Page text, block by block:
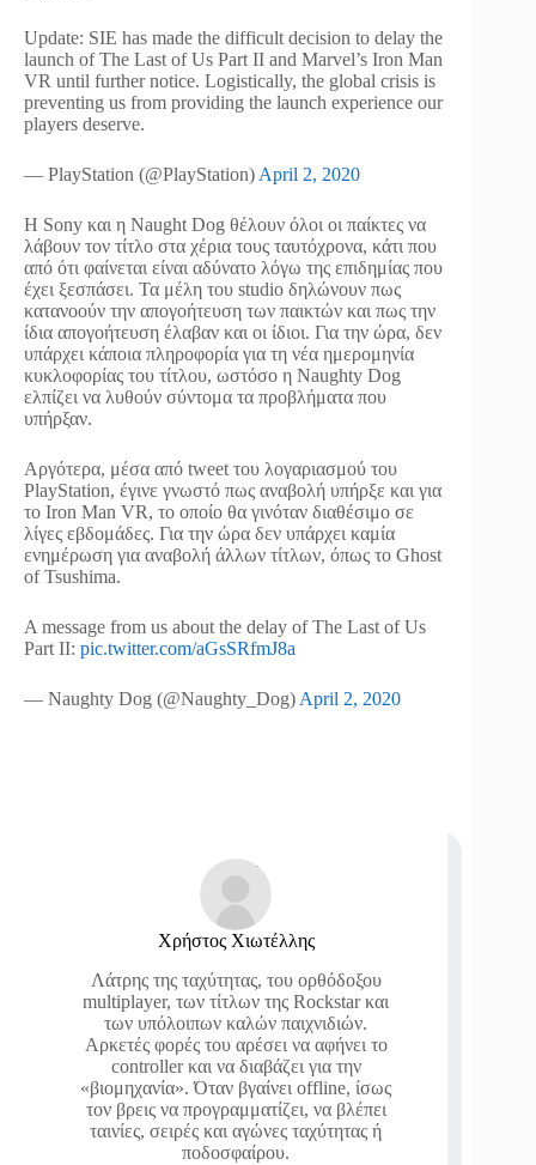
Update: SIE has made the difficult decision to delay the
launch of The Last of Us Part II and Marvel’s Iron Man
VR until further notice. Logistically, the global crisis is
preventing us from providing the launch experience our
players deserve.
— PlayStation (@PlayStation) April 2, 2020
Η Sony και η Naught Dog θέλουν όλοι οι παίκτες να
λάβουν τον τίτλο στα χέρια τους ταυτόχρονα, κάτι που
από ότι φαίνεται είναι αδύνατο λόγω της επιδημίας που
έχει ξεσπάσει. Τα μέλη του studio δηλώνουν πως
κατανοούν την απογοήτευση των παικτών και πως την
ίδια απογοήτευση έλαβαν και οι ίδιοι. Για την ώρα, δεν
υπάρχει κάποια πληροφορία για τη νέα ημερομηνία
κυκλοφορίας του τίτλου, ωστόσο η Naughty Dog
ελπίζει να λυθούν σύντομα τα προβλήματα που
υπήρξαν.
Αργότερα, μέσα από tweet του λογαριασμού του
PlayStation, έγινε γνωστό πως αναβολή υπήρξε και για
το Iron Man VR, το οποίο θα γινόταν διαθέσιμο σε
λίγες εβδομάδες. Για την ώρα δεν υπάρχει καμία
ενημέρωση για αναβολή άλλων τίτλων, όπως το Ghost
of Tsushima.
A message from us about the delay of The Last of Us
Part II: pic.twitter.com/aGsSRfmJ8a
— Naughty Dog (@Naughty_Dog) April 2, 2020
Χρήστος Χιωτέλλης
Λάτρης της ταχύτητας, του ορθόδοξου
multiplayer, των τίτλων της Rockstar και
των υπόλοιπων καλών παιχνιδιών.
Αρκετές φορές του αρέσει να αφήνει το
controller και να διαβάζει για την
«βιομηχανία». Όταν βγαίνει offline, ίσως
τον βρεις να προγραμματίζει, να βλέπει
ταινίες, σειρές και αγώνες ταχύτητας ή
ποδοσφαίρου.